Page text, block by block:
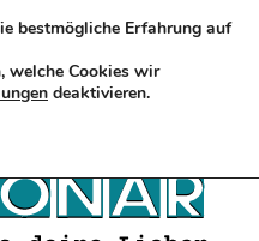
bestmögliche Erfahrung auf
welche Cookies wir
deaktivieren.